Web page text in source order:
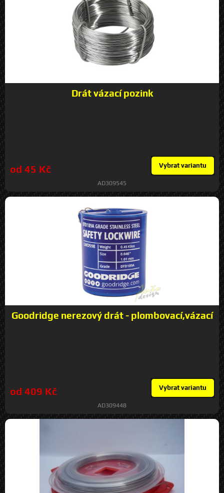
Drát vázací pozink
od 45 Kč Vybrat variantu
AD309545
Goodridge nerezový drát - plombovací,vázací
od 409 Kč Vybrat variantu
AD309448